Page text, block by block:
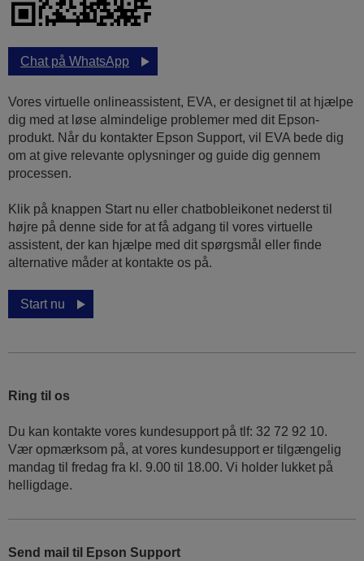
Chat på WhatsApp
Vores virtuelle onlineassistent, EVA, er designet til at hjælpe
dig med at løse almindelige problemer med dit Epson-
produkt. Når du kontakter Epson Support, vil EVA bede dig
om at give relevante oplysninger og guide dig gennem
processen.
Klik på knappen Start nu eller chatbobleikonet nederst til
højre på denne side for at få adgang til vores virtuelle
assistent, der kan hjælpe med dit spørgsmål eller finde
alternative måder at kontakte os på.
Start nu
Ring til os
Du kan kontakte vores kundesupport på tlf: 32 72 92 10.
Vær opmærksom på, at vores kundesupport er tilgængelig
mandag til fredag ​​fra kl. 9.00 til 18.00. Vi holder lukket på
helligdage.
Send mail til Epson Support